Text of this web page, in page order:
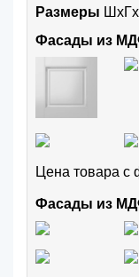
Размеры
Фасады из
Цена товара с
Фасады из